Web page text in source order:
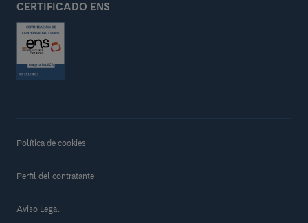
CERTIFICADO ENS
Política de cookies
Perfil del contratante
Aviso Legal